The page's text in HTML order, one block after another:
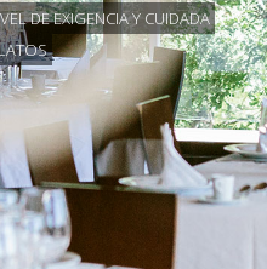
DE EXIGENCIA Y CUIDADA